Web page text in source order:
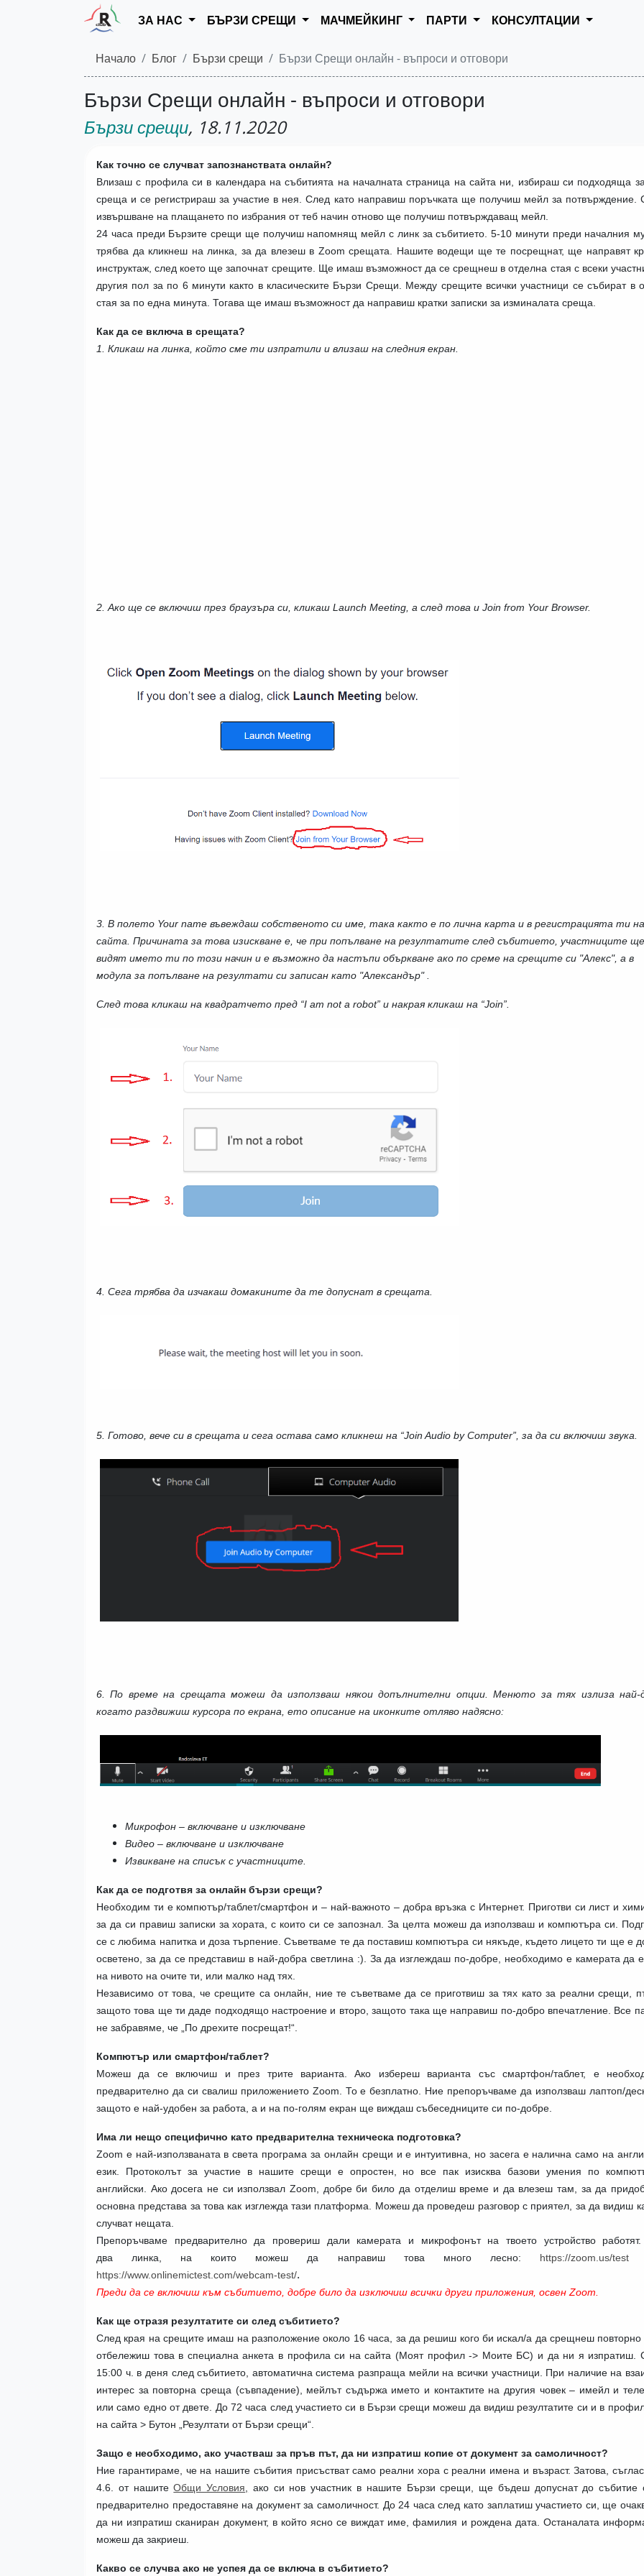
ЗА НАС БЪРЗИ СРЕЩИ МАЧМЕЙКИНГ ПАРТИ КОНСУЛТАЦИИ
Начало Блог Бързи срещи Бързи Срещи онлайн - въпроси и отговори
Бързи Срещи онлайн - въпроси и отговори
Бързи срещи, 18.11.2020
Как точно се случват запознанствата онлайн?
Влизаш с профила си в календара на събитията на началната страница на сайта ни, избираш си подходяща
среща и се регистрираш за участие в нея. След като направиш поръчката ще получиш мейл за потвърждение.
извършване на плащането по избрания от теб начин отново ще получиш потвърждаващ мейл.
24 часа преди Бързите срещи ще получиш напомнящ мейл с линк за събитието. 5-10 минути преди началния
трябва да кликнеш на линка, за да влезеш в Zoom срещата. Нашите водещи ще те посрещнат, ще направят
инструктаж, след което ще започнат срещите. Ще имаш възможност да се срещнеш в отделна стая с всеки
другия пол за по 6 минути както в класическите Бързи Срещи. Между срещите всички участници се събират в
стая за по една минута. Тогава ще имаш възможност да направиш кратки записки за изминалата среща.
Как да се включа в срещата?
1. Кликаш на линка, който сме ти изпратили и влизаш на следния екран.
2. Ако ще се включиш през браузъра си, кликаш Launch Meeting, а след това и Join from Your Browser.
3. В полето Your name въвеждаш собственото си име, така както е по лична карта и в регистрацията ти на
сайта. Причината за това изискване е, че при попълване на резултатите след събитието, участниците ще
видят името ти по този начин и е възможно да настъпи объркване ако по среме на срещите си "Алекс", а в
модула за попълване на резултати си записан като "Александър" .
След това кликаш на квадратчето пред “I am not a robot” и накрая кликаш на “Join”.
4. Сега трябва да изчакаш домакините да те допуснат в срещата.
5. Готово, вече си в срещата и сега остава само кликнеш на “Join Audio by Computer”, за да си включиш звука.
6. По време на срещата можеш да използваш някои допълнителни опции. Менюто за тях излиза най-
когато раздвижиш курсора по екрана, ето описание на иконките отляво надясно:
Микрофон – включване и изключване
Видео – включване и изключване
Извикване на списък с участниците.
Как да се подготвя за онлайн бързи срещи?
Необходим ти е компютър/таблет/смартфон и – най-важното – добра връзка с Интернет. Приготви си лист и
за да си правиш записки за хората, с които си се запознал. За целта можеш да използваш и компютъра си.
се с любима напитка и доза търпение. Съветваме те да поставиш компютъра си някъде, където лицето ти ще е
осветено, за да се представиш в най-добра светлина :). За да изглеждаш по-добре, необходимо е камерата да
на нивото на очите ти, или малко над тях.
Независимо от това, че срещите са онлайн, ние те съветваме да се приготвиш за тях като за реални срещи,
защото това ще ти даде подходящо настроение и второ, защото така ще направиш по-добро впечатление. Все
не забравяме, че „По дрехите посрещат!“.
Компютър или смартфон/таблет?
Можеш да се включиш и през трите варианта. Ако избереш варианта със смартфон/таблет, е
предварително да си свалиш приложението Zoom. То е безплатно. Ние препоръчваме да използваш лаптоп/
защото е най-удобен за работа, а и на по-голям екран ще виждаш събеседниците си по-добре.
Има ли нещо специфично като предварителна техническа подготовка?
Zoom е най-използваната в света програма за онлайн срещи и е интуитивна, но засега е налична само на
език. Протоколът за участие в нашите срещи е опростен, но все пак изисква базови умения по
английски. Ако досега не си използвал Zoom, добре би било да отделиш време и да влезеш там, за да
основна представа за това как изглежда тази платформа. Можеш да проведеш разговор с приятел, за да видиш
случват нещата.
Препоръчваме предварително да провериш дали камерата и микрофонът на твоето устройство
два линка, на които можеш да направиш това много лесно: https://zoom.us/test
https://www.onlinemictest.com/webcam-test/.
Преди да се включиш към събитието, добре било да изключиш всички други приложения, освен Zoom.
Как ще отразя резултатите си след събитието?
След края на срещите имаш на разположение около 16 часа, за да решиш кого би искал/а да срещнеш повторно
отбележиш това в специална анкета в профила си на сайта (Моят профил -> Моите БС) и да ни я изпратиш.
15:00 ч. в деня след събитието, автоматична система разпраща мейли на всички участници. При наличие на
интерес за повторна среща (съвпадение), мейлът съдържа името и контактите на другия човек – имейл и
или само едно от двете. До 72 часа след участието си в Бързи срещи можеш да видиш резултатите си и в
на сайта > Бутон „Резултати от Бързи срещи“.
Защо е необходимо, ако участваш за пръв път, да ни изпратиш копие от документ за самоличност?
Ние гарантираме, че на нашите събития присъстват само реални хора с реални имена и възраст. Затова,
4.6. от нашитеОбщи Условия
ако си нов участник в нашите Бързи срещи, ще бъдеш допуснат до събитие
предварително предоставяне на документ за самоличност. До 24 часа след като заплатиш участието си, ще
да ни изпратиш сканиран документ, в който ясно се виждат име, фамилия и рождена дата. Останалата
можеш да закриеш.
Какво се случва ако не успея да се включа в събитието?